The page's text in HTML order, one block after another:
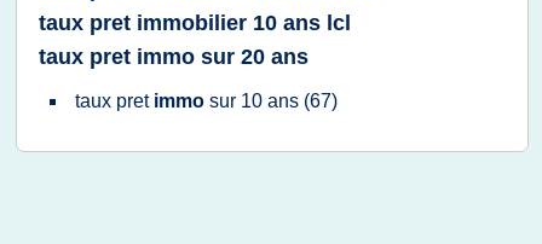
taux pret immobilier 10 ans lcl
taux pret immo sur 20 ans
taux pret immo sur 10 ans (67)